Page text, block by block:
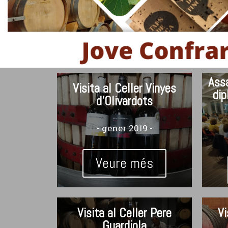
Visita al Celler Vinyes
d'Olivardots
- gener 2019 -
Veure més
Visita al Celler Pere